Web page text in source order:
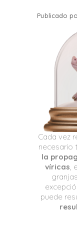
Publicado
Cada vez
necesario
la
víricas,
puede